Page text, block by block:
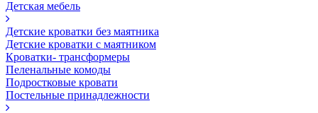
Детская мебель
Детские кроватки без маятника
Детские кроватки с маятником
Кроватки- трансформеры
Пеленальные комоды
Подростковые кровати
Постельные принадлежности